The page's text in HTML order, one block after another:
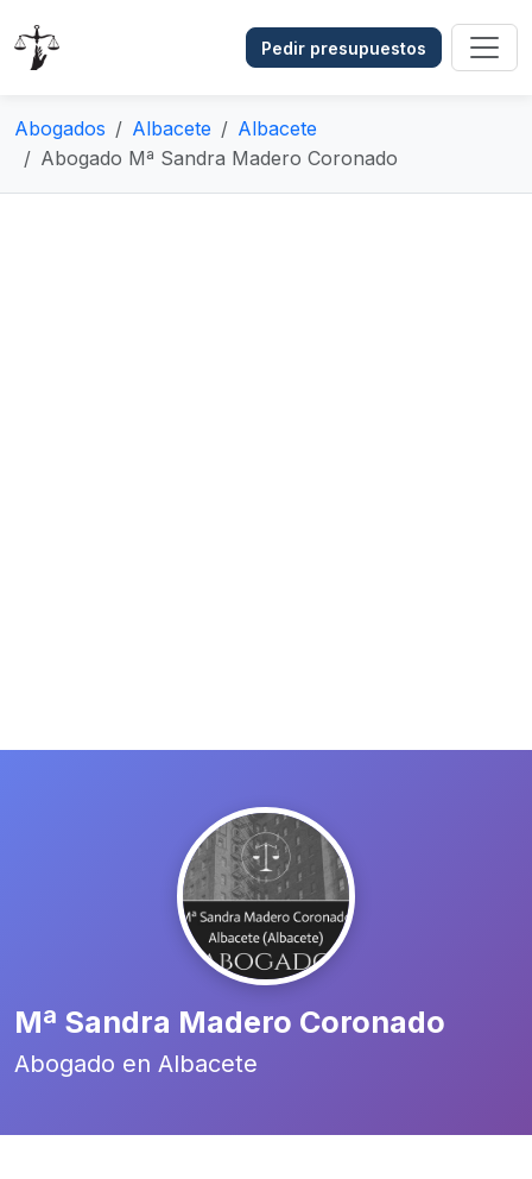
Pedir presupuestos
Abogados Albacete
Albacete
Abogado Mª Sandra Madero Coronado
Mª Sandra Madero Coronado
Abogado en Albacete